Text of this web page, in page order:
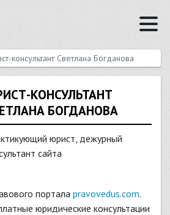
консультант Светлана Богданова
КОНСУЛЬТАНТ
БОГДАНОВА
юрист, дежурный
сайта
портала pravovedus.com.
юридические консультации